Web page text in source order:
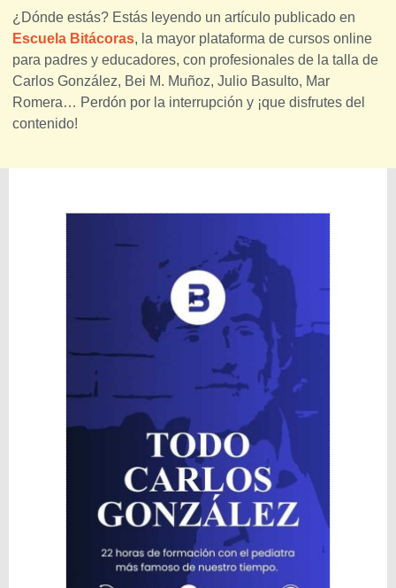
¿Dónde estás? Estás leyendo un artículo publicado en
Escuela Bitácoras, la mayor plataforma de cursos online
para padres y educadores, con profesionales de la talla de
Carlos González, Bei M. Muñoz, Julio Basulto, Mar
Romera… Perdón por la interrupción y ¡que disfrutes del
contenido!